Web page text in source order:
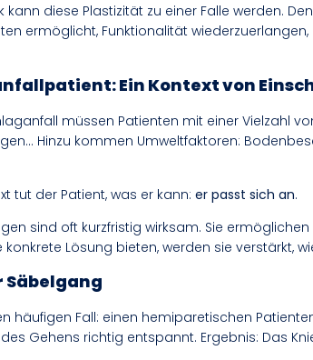
kann diese Plastizität zu einer Falle werden.
ermöglicht, Funktionalität
Ein Kontext von
müssen Patienten mit einer Vielzahl
Hinzu kommen Umweltfaktoren:
tut der Patient, was er kann: er passt sich an.
sind oft kurzfristig wirksam. Sie
Lösung bieten, werden sie verstärkt,
Säbelgang
häufigen Fall: einen hemiparetischen
Gehens richtig entspannt. Ergebnis: Das